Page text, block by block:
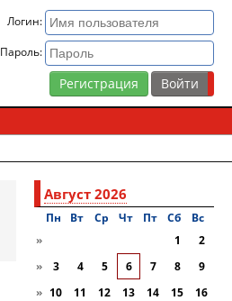
Логин:
Пароль:
Регистрация
Август 2026
Пн Вт Ср Чт Пт Сб
Вc
»
1
2
»
3 4 5 6 7 8
9
» 10 11 12 13 14 15
16